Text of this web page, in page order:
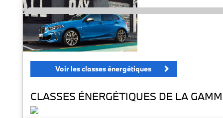
Voir les classes énergétiques
CLASSES ÉNERGÉTIQUES DE LA